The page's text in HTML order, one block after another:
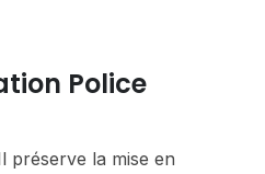
Police
préserve la mise en